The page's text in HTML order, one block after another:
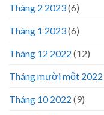
Tháng 2 2023(6)
Tháng 1 2023(6)
Tháng 12 2022 (12)
Tháng mười một 2022
Tháng 10 2022 (9)